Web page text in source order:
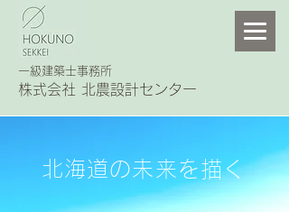
一級建築士事務所
株式会社 北農設計センター
北海道の未来を描く